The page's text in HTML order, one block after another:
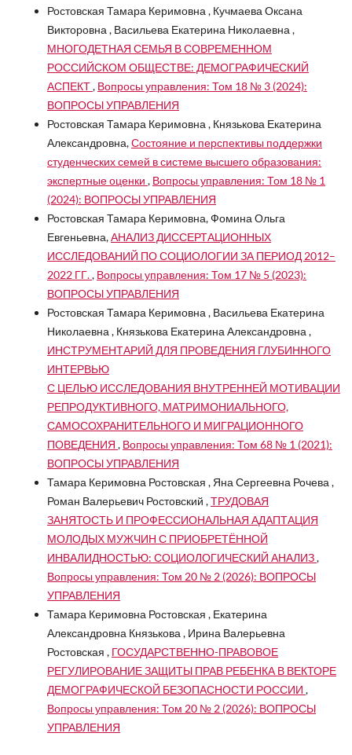
Ростовская Тамара Керимовна , Кучмаева Оксана
Викторовна , Васильева Екатерина Николаевна ,
МНОГОДЕТНАЯ СЕМЬЯ В СОВРЕМЕННОМ
РОССИЙСКОМ ОБЩЕСТВЕ: ДЕМОГРАФИЧЕСКИЙ
АСПЕКТ, Вопросы управления: Том 18 № 3 (2024):
ВОПРОСЫ УПРАВЛЕНИЯ
Ростовская Тамара Керимовна , Князькова Екатерина
Александровна,Состояние и перспективы поддержки
студенческих семей в системе высшего образования:
экспертные оценки , Вопросы управления: Том 18 № 1
(2024): ВОПРОСЫ УПРАВЛЕНИЯ
Ростовская Тамара Керимовна, Фомина Ольга
Евгеньевна,АНАЛИЗ ДИССЕРТАЦИОННЫХ
ИССЛЕДОВАНИЙ ПО СОЦИОЛОГИИ ЗА ПЕРИОД 2012–
2022 ГГ., Вопросы управления: Том 17 № 5 (2023):
ВОПРОСЫ УПРАВЛЕНИЯ
Ростовская Тамара Керимовна , Васильева Екатерина
Николаевна , Князькова Екатерина Александровна ,
ИНСТРУМЕНТАРИЙ ДЛЯ ПРОВЕДЕНИЯ ГЛУБИННОГО
ИНТЕРВЬЮ
С ЦЕЛЬЮ ИССЛЕДОВАНИЯ ВНУТРЕННЕЙ МОТИВАЦИИ
РЕПРОДУКТИВНОГО, МАТРИМОНИАЛЬНОГО,
САМОСОХРАНИТЕЛЬНОГО И МИГРАЦИОННОГО
ПОВЕДЕНИЯ , Вопросы управления: Том 68 № 1 (2021):
ВОПРОСЫ УПРАВЛЕНИЯ
Тамара Керимовна Ростовская , Яна Сергеевна Рочева ,
Роман Валерьевич Ростовский ,ТРУДОВАЯ
ЗАНЯТОСТЬ И ПРОФЕССИОНАЛЬНАЯ АДАПТАЦИЯ
МОЛОДЫХ МУЖЧИН С ПРИОБРЕТЁННОЙ
ИНВАЛИДНОСТЬЮ: СОЦИОЛОГИЧЕСКИЙ АНАЛИЗ,
Вопросы управления: Том 20 № 2 (2026): ВОПРОСЫ
УПРАВЛЕНИЯ
Тамара Керимовна Ростовская , Екатерина
Александровна Князькова , Ирина Валерьевна
Ростовская , ГОСУДАРСТВЕННО-ПРАВОВОЕ
РЕГУЛИРОВАНИЕ ЗАЩИТЫ ПРАВ РЕБЕНКА В ВЕКТОРЕ
ДЕМОГРАФИЧЕСКОЙ БЕЗОПАСНОСТИ РОССИИ ,
Вопросы управления: Том 20 № 2 (2026): ВОПРОСЫ
УПРАВЛЕНИЯ